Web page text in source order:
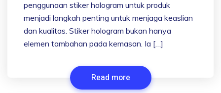
penggunaan stiker hologram untuk produk
menjadi langkah penting untuk menjaga keaslian
dan kualitas. Stiker hologram bukan hanya
elemen tambahan pada kemasan. Ia […]
Read more